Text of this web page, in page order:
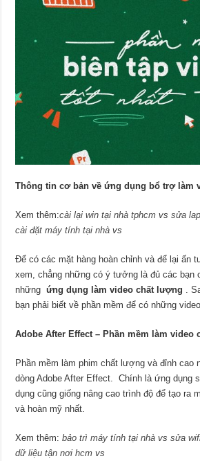
Thông tin cơ bản về ứng dụng bổ trợ làm
Xem thêm:cài lại win tại nhà tphcm vssửa
cài đặt máy tính tại nhà vs
Để có các mặt hàng hoàn chỉnh và để lại ấn
xem, chẳng những có ý tưởng là đủ các bạn
nhữngứng dụng làm video chất lượng
.
bạn phải biết về phần mềm để có những
Adobe After Effect – Phần mềm làm video
Phần mềm làm phim chất lượng và đỉnh cao
dòng Adobe After Effect. Chính là ứng dụng
dụng cũng giống nâng cao trình độ để tạo ra
và hoàn mỹ nhất.
Xem thêm:bảo trì máy tính tại nhà vssửa
dữ liệu tận nơi hcm vs